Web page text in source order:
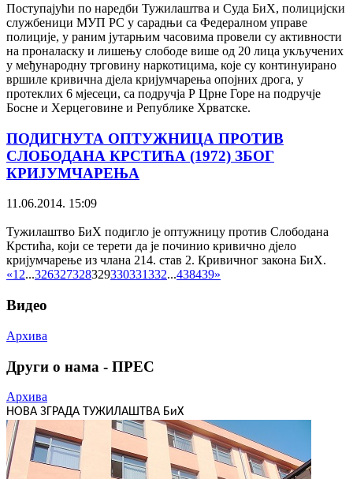
Поступајући по наредби Тужилаштва и Суда БиХ, полицијски
службеници МУП РС у сарадњи са Федералном управе
полиције, у раним јутарњим часовима провели су активности
на проналаску и лишењу слободе више од 20 лица укључених
у међународну трговину наркотицима, које су континуирано
вршиле кривична дјела кријумчарења опојних дрога, у
протеклих 6 мјесеци, са подручја Р Црне Горе на подручје
Босне и Херцеговине и Републике Хрватске.
ПОДИГНУТА ОПТУЖНИЦА ПРОТИВ
СЛОБОДАНА КРСТИЋА (1972) ЗБОГ
КРИЈУМЧАРЕЊА
11.06.2014. 15:09
Тужилаштво БиХ подигло је оптужницу против Слободана
Крстића, који се терети да је починио кривично дјело
кријумчарење из члана 214. став 2. Кривичног закона БиХ.
«12...326327328329330331332...438439»
Видео
Архива
Други о нама - ПРЕС
Архива
НОВА ЗГРАДА ТУЖИЛАШТВА БиХ